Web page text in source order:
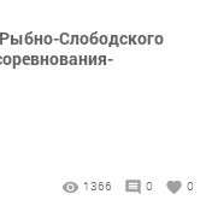
Слободского
1366 0 0